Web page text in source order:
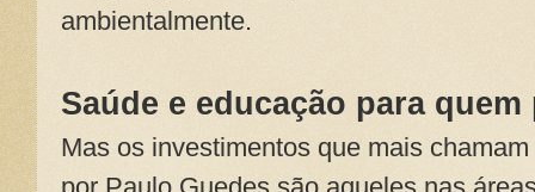
ambientalmente.
Saúde e educação para
Mas os investimentos que mais